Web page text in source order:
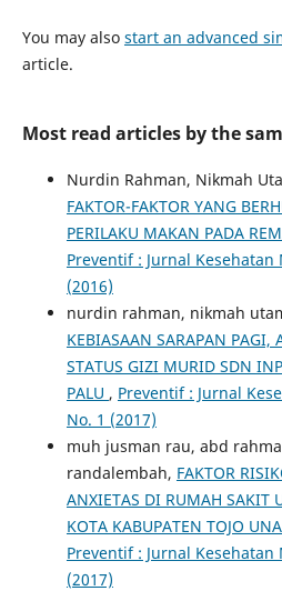
You may also start an advanced
article.
Most read articles by the
Nurdin Rahman, Nikmah
FAKTOR-FAKTOR YANG
PERILAKU MAKAN PADA
Preventif : Jurnal Kesehatan
(2016)
nurdin rahman, nikmah
KEBIASAAN SARAPAN PAGI,
STATUS GIZI MURID SDN
PALU , Preventif : Jurnal
No. 1 (2017)
muh jusman rau, abd
randalembah, FAKTOR
ANXIETAS DI RUMAH SAKIT
KOTA KABUPATEN TOJO
Preventif : Jurnal Kesehatan
(2017)